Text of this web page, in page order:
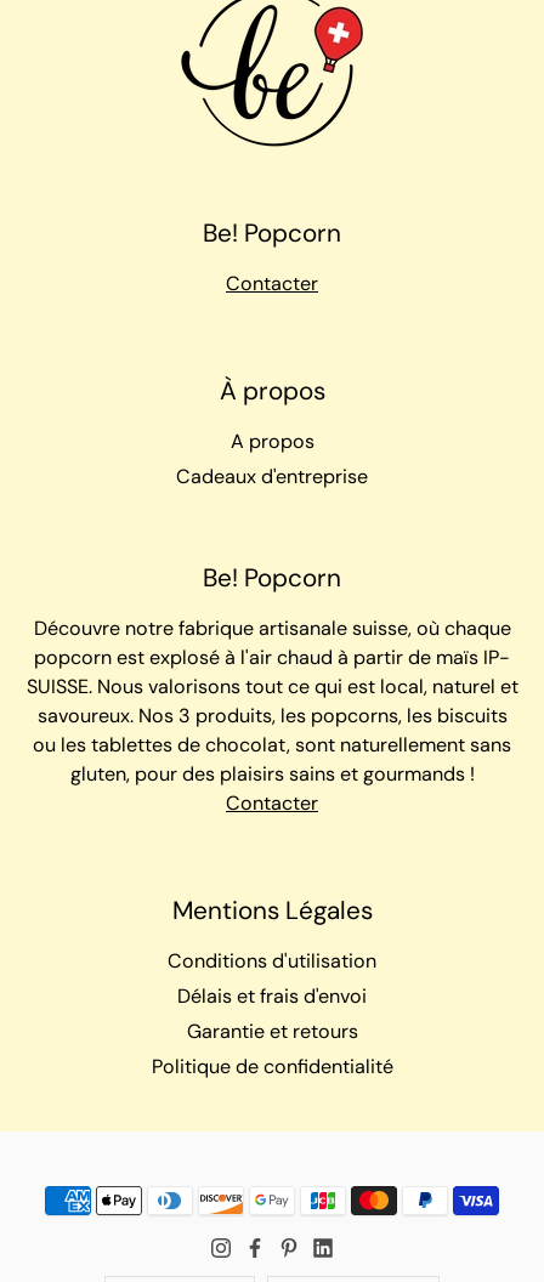
Be! Popcorn
Contacter
À propos
A propos
Cadeaux d'entreprise
Be! Popcorn
Découvre notre fabrique artisanale suisse, où chaque
popcorn est explosé à l'air chaud à partir de maïs IP-
SUISSE. Nous valorisons tout ce qui est local, naturel et
savoureux. Nos 3 produits, les popcorns, les biscuits
ou les tablettes de chocolat, sont naturellement sans
gluten, pour des plaisirs sains et gourmands !
Contacter
Mentions Légales
Conditions d'utilisation
Délais et frais d'envoi
Garantie et retours
Politique de confidentialité